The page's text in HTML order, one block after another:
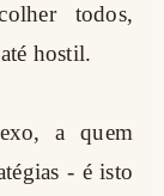
todos,
hostil.
a quem
- é isto